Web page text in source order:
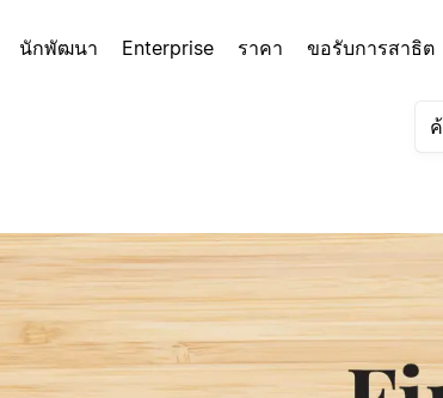
นักพัฒนา Enterprise ราคา ขอรับการสาธิต